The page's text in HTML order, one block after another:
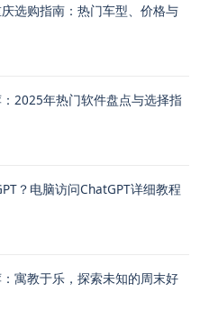
选购指南：热门车型、价格与
2025年热门软件盘点与选择指
？电脑访问ChatGPT详细教程
寓教于乐，探索未知的周末好